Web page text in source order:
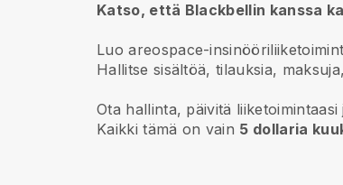
Katso, että Blackbellin kanssa
Luo areospace-
Hallitse sisältöä, tilauksia,
Ota hallinta, päivitä
Kaikki tämä on vain 5 dollaria